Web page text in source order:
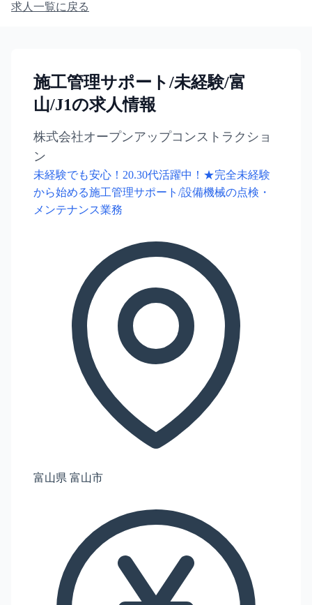
求人一覧に戻る
施工管理サポート/未経験/富
山/J1の求人情報
株式会社オープンアップコンストラクショ
ン
未経験でも安心！20.30代活躍中！★完全未経験
から始める施工管理サポート/設備機械の点検・
メンテナンス業務
富山県 富山市